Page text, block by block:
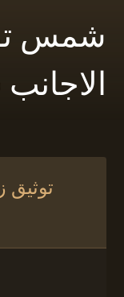
شمس
توثيق